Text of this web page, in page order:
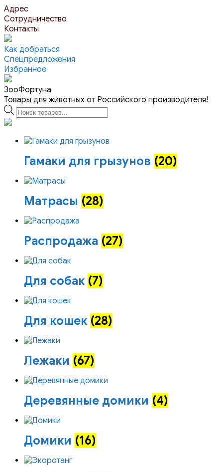
Перейти
к
контенту
Адрес
Сотрудничество
Контакты
Как добраться
Спецпредложения
Избранное
ЗооФортуна
Товары для животных от Российского производителя!
Поиск
товаров
Гамаки для грызунов (20)
Матрасы (28)
Распродажа (27)
Для собак (7)
Для кошек (28)
Лежаки (67)
Деревянные домики (4)
Домики (16)